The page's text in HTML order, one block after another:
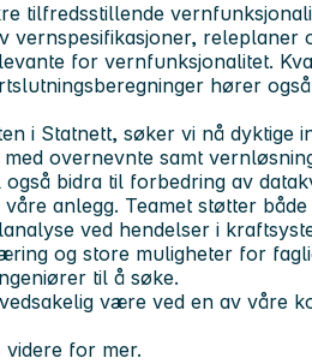
tilfredsstillende
vernspesifikasjoner, releplaner
for vernfunksjonalitet.
hører
i Statnett, søker vi nå dyktige
overnevnte samt
bidra til forbedring av
anlegg. Teamet støtter
ved hendelser i
og store muligheter for
til å søke.
være ved en av våre
videre for mer.